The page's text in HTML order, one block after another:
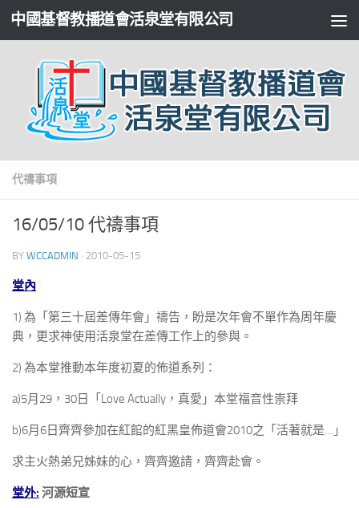
中國基督教播道會活泉堂有限公司
代禱事項
16/05/10 代禱事項
BY WCCADMIN · 2010-05-15
堂內
1) 為「第三十屆差傳年會」禱告，盼是次年會不單作為周年慶
典，更求神使用活泉堂在差傳工作上的參與。
2) 為本堂推動本年度初夏的佈道系列：
a)5月29，30日「Love Actually，真愛」本堂福音性崇拜
b)6月6日齊齊參加在紅館的紅黑皇佈道會2010之「活著就是…」
求主火熱弟兄姊妹的心，齊齊邀請，齊齊赴會。
堂外: 河源短宣